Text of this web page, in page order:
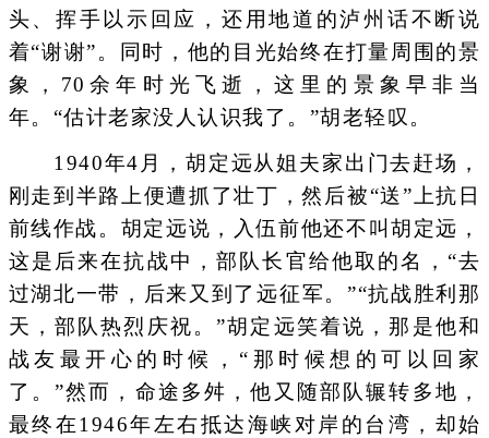
头、挥手以示回应，还用地道的泸州话不断说
着“谢谢”。同时，他的目光始终在打量周围的景
象，70余年时光飞逝，这里的景象早非当
年。“估计老家没人认识我了。”胡老轻叹。
1940年4月，胡定远从姐夫家出门去赶场，
刚走到半路上便遭抓了壮丁，然后被“送”上抗日
前线作战。胡定远说，入伍前他还不叫胡定远，
这是后来在抗战中，部队长官给他取的名，“去
过湖北一带，后来又到了远征军。”“抗战胜利那
天，部队热烈庆祝。”胡定远笑着说，那是他和
战友最开心的时候，“那时候想的可以回家
了。”然而，命途多舛，他又随部队辗转多地，
最终在1946年左右抵达海峡对岸的台湾，却始